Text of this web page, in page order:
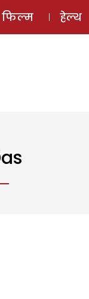
ई-मैगज़ीन
फिल्म हेल्थ